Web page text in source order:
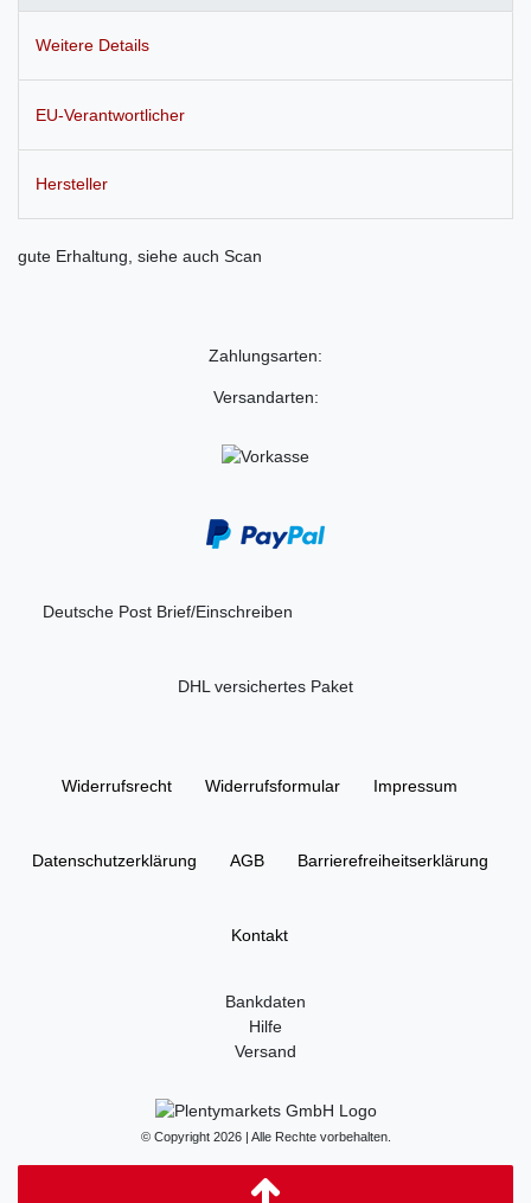
Weitere Details
EU-Verantwortlicher
Hersteller
gute Erhaltung, siehe auch Scan
Zahlungsarten:
Versandarten:
Deutsche Post Brief/Einschreiben
DHL versichertes Paket
Widerrufs­recht Widerrufs­formular Impressum
Daten­schutz­erklärung AGB Barrierefreiheitserklärung
Kontakt
Bankdaten
Hilfe
Versand
© Copyright 2026 | Alle Rechte vorbehalten.